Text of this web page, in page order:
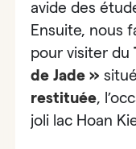
avide des
Ensuite, nous
pour visiter du
de Jade »
restituée,
joli lac Hoan